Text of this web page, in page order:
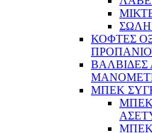
ΚΟΦΤΕΣ
ΒΑΛΒΙΔΕΣ
ΜΠΕΚ